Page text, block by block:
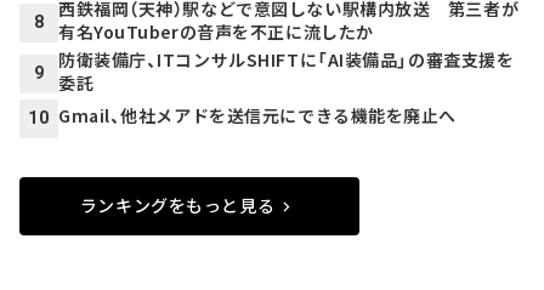
8
西鉄福岡（天神）駅などで意図しない駅構内放送 第三者が
有名YouTuberの音声を不正に流したか
9
防衛装備庁、ITコンサルSHIFTに「AI装備品」の審査支援を
委託
10 Gmail、他社メアドを送信元にできる機能を廃止へ
ランキングをもっと見る